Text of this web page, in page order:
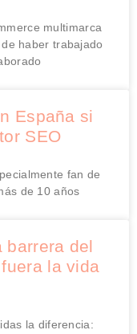
multimarca
haber trabajado
España si
SEO
fan de
de 10 años
barrera del
la vida
la diferencia: